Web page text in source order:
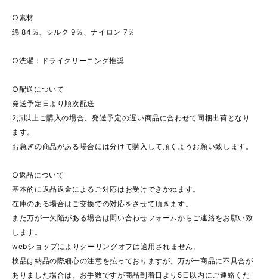
○素材
綿 84％、シルク 9％、ナイロン 7％
○洗濯：ドライクリーニング推奨
○配送について
発送予定日より順次配送
2点以上ご購入の場合、発送予定の遅い商品に合わせて同梱出荷となり
ます。
お急ぎの商品がある場合には分けて購入して頂くようお願い致します。
○返品について
基本的に返品返金によるご対応はお受けできかねます。
在庫のある場合はご交換での対応をさせて頂きます。
また万が一欠陥がある場合は問い合わせフォームからご連絡をお願い致
します。
webショップによりクーリングオフは適用されません。
検品は納品の際細心の注意を払っておりますが、万が一商品に不具合が
ありました場合は、お手数ですが商品到着日より5日以内にご連絡くだ